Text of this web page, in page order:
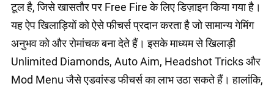
टूल है, जिसे खासतौर पर Free Fire के लिए डिज़ाइन किया गया है।
यह ऐप खिलाड़ियों को ऐसे फीचर्स प्रदान करता है जो सामान्य गेमिंग
अनुभव को और रोमांचक बना देते हैं। इसके माध्यम से खिलाड़ी
Unlimited Diamonds, Auto Aim, Headshot Tricks और
Mod Menu जैसे एडवांस्ड फीचर्स का लाभ उठा सकते हैं। हालांकि,